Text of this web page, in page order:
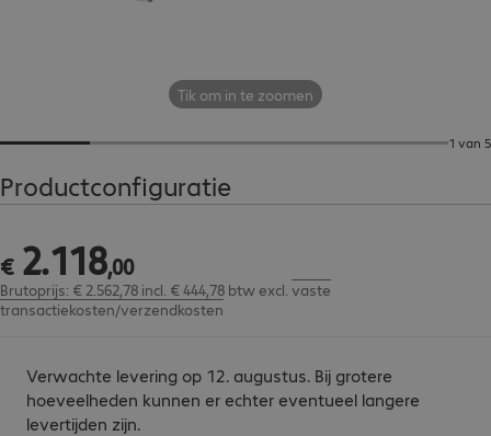
Tik om in te zoomen
1 van 5
Productconfiguratie
€ 2.118,00
€ 2.118,00
Brutoprijs: € 2.562,78 incl. € 444,78 btw excl. vaste
transactiekosten/verzendkosten
Verwachte levering op 12. augustus. Bij grotere
hoeveelheden kunnen er echter eventueel langere
levertijden zijn.